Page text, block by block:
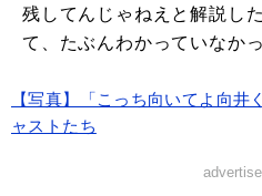
残してんじゃねえと解説し
て、たぶんわかっていなかっ
【写真】「こっち向いてよ向
ャストたち